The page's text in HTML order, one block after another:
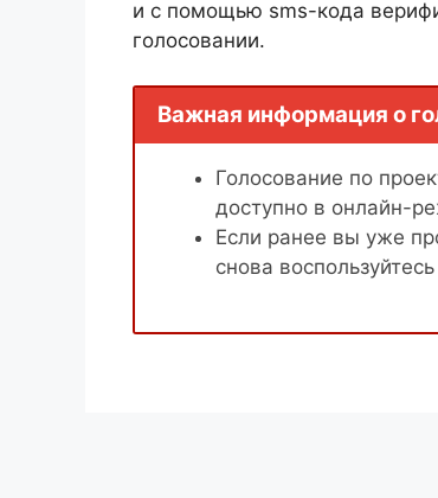
и с помощью sms-кода
голосовании.
Важная информация о
Голосование по
доступно в онлайн-
Если ранее вы уже
снова